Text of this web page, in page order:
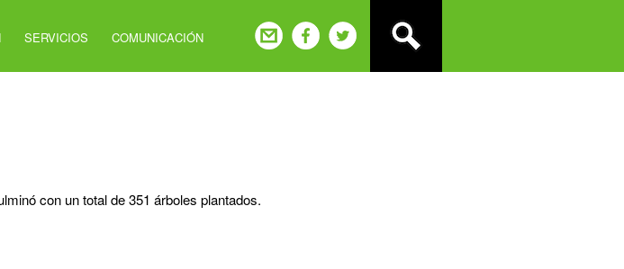
SERVICIOS COMUNICACIÓN
con un total de 351 árboles plantados.